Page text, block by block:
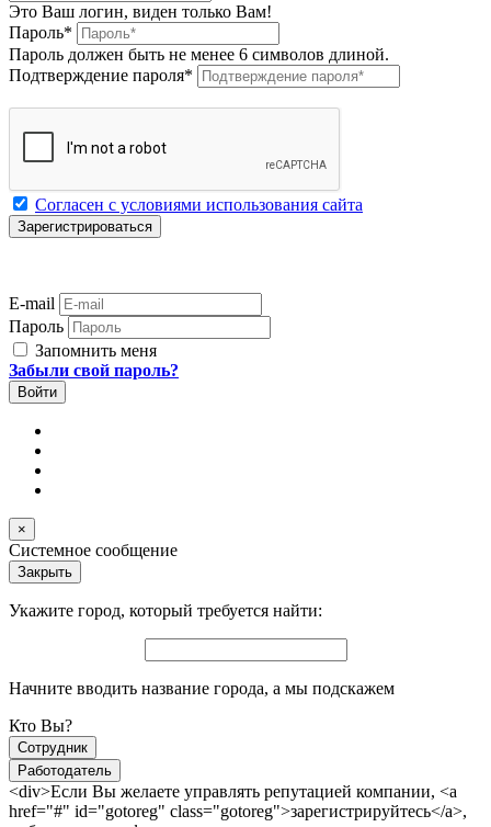
Это Ваш логин, виден только Вам!
Пароль*
Пароль должен быть не менее 6 символов длиной.
Подтверждение пароля*
Согласен с условиями использования сайта
E-mail
Пароль
Запомнить меня
Забыли свой пароль?
×
Системное сообщение
Закрыть
Укажите город, который требуется найти:
Начните вводить название города, а мы подскажем
Кто Вы?
Сотрудник
Работодатель
<div>Если Вы желаете управлять репутацией компании, <a
href="#" id="gotoreg" class="gotoreg">зарегистрируйтесь</a>,